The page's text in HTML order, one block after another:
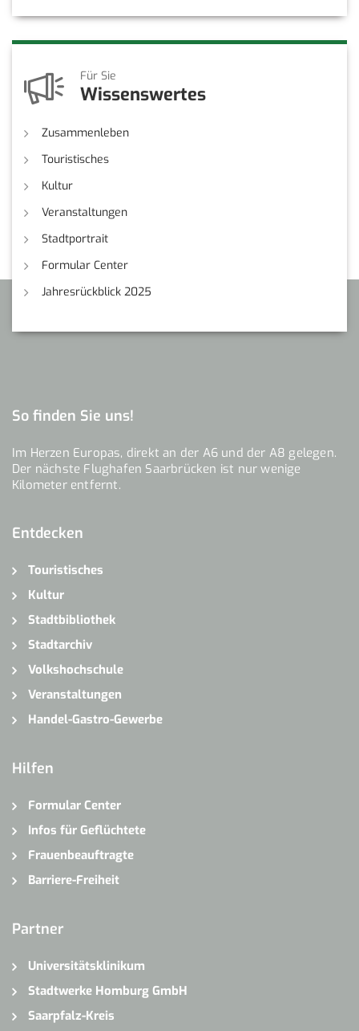
Für Sie
Wissenswertes
Zusammenleben
Touristisches
Kultur
Veranstaltungen
Stadtportrait
Formular Center
Jahresrückblick 2025
So finden Sie uns!
Im Herzen Europas, direkt an der A6 und der A8 gelegen.
Der nächste Flughafen Saarbrücken ist nur wenige
Kilometer entfernt.
Entdecken
Touristisches
Kultur
Stadtbibliothek
Stadtarchiv
Volkshochschule
Veranstaltungen
Handel-Gastro-Gewerbe
Hilfen
Formular Center
Infos für Geflüchtete
Frauenbeauftragte
Barriere-Freiheit
Partner
Universitätsklinikum
Stadtwerke Homburg GmbH
Saarpfalz-Kreis